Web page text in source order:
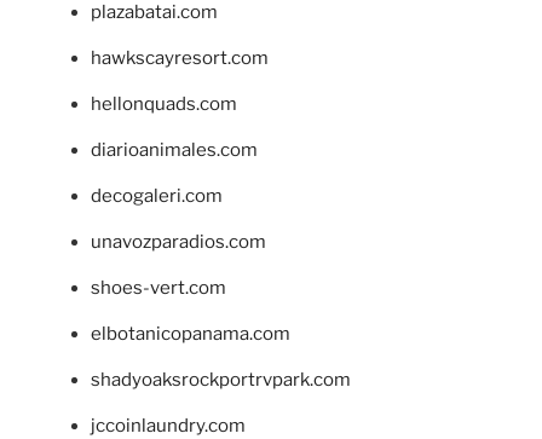
plazabatai.com
hawkscayresort.com
hellonquads.com
diarioanimales.com
decogaleri.com
unavozparadios.com
shoes-vert.com
elbotanicopanama.com
shadyoaksrockportrvpark.com
jccoinlaundry.com